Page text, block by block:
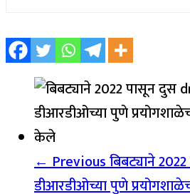
← Previousबिबट्याने
डीआरडीओच्या पुणे